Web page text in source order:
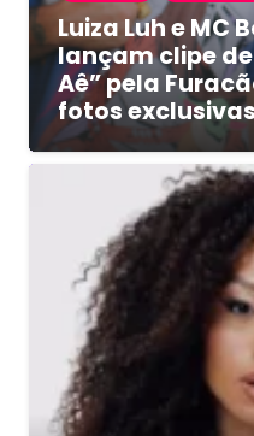
Luiza Luh e MC
lançam clipe
Aê” pela
fotos exclusivas